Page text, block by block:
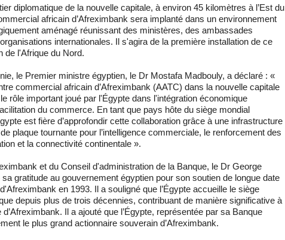
diplomatique de la nouvelle capitale, à environ 45 kilomètres à l’Est du
africain d’Afreximbank sera implanté dans un environnement
aménagé réunissant des ministères, des ambassades
internationales. Il s'agira de la première installation de ce
de l'Afrique du Nord.
le Premier ministre égyptien, le Dr Mostafa Madbouly, a déclaré : «
commercial africain d’Afreximbank (AATC) dans la nouvelle capitale
rôle important joué par l'Égypte dans l'intégration économique
du commerce. En tant que pays hôte du siège mondial
est fière d’approfondir cette collaboration grâce à une infrastructure
plaque tournante pour l’intelligence commerciale, le renforcement des
et la connectivité continentale ».
et du Conseil d'administration de la Banque, le Dr George
gratitude au gouvernement égyptien pour son soutien de longue date
en 1993. Il a souligné que l’Égypte accueille le siège
depuis plus de trois décennies, contribuant de manière significative à
Il a ajouté que l’Égypte, représentée par sa Banque
le plus grand actionnaire souverain d’Afreximbank.